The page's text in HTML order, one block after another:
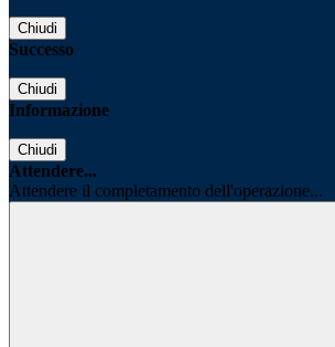
Chiudi
Successo
Chiudi
Informazione
Chiudi
Attendere...
Attendere il completamento dell'operazione...